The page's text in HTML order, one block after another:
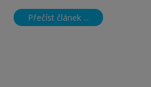
Přečíst článek ...